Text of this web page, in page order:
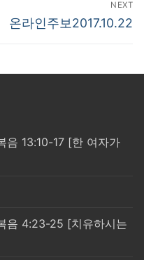
NEXT
Next
온라인주보2017.10.22
13:10-17 [한 여자가
음 4:23-25 [치유하시는